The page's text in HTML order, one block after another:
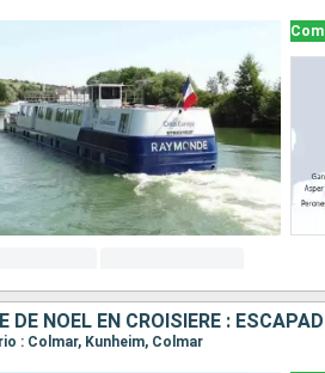
DE NOËL EN CROISIÈRE :
: Colmar, Kunheim, Colmar